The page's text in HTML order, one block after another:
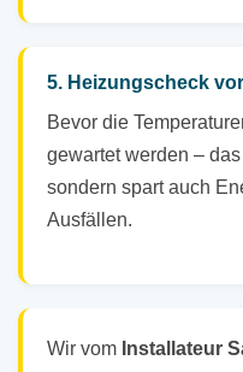
5. Heizungscheck
Bevor die
gewartet werden –
sondern spart auch
Ausfällen.
Wir vom Installateur